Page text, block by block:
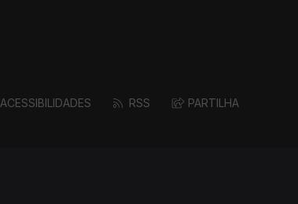
ACESSIBILIDADES RSS PARTILHA